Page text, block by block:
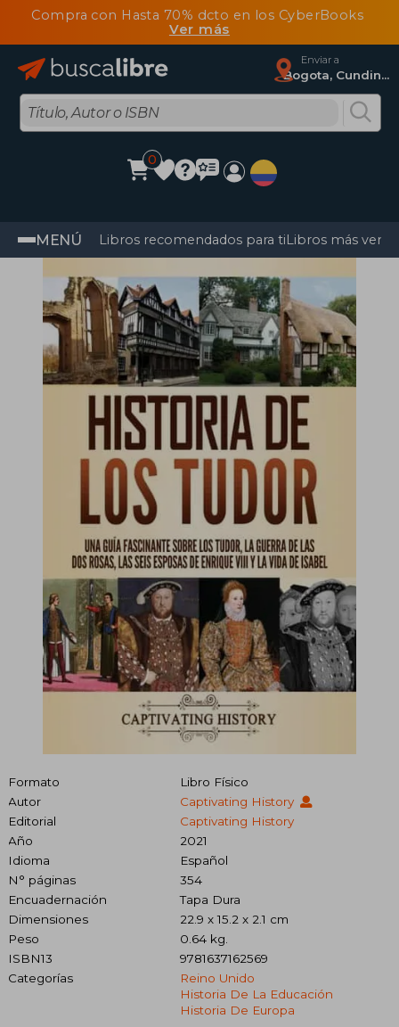
Compra con Hasta 70% dcto en los CyberBooks
Ver más
Enviar a
Bogota, Cundinamarca
0
MENÚ Libros recomendados para tiLibros más
Formato
Libro Físico
Autor
Captivating History
Editorial
Captivating History
Año
2021
Idioma
Español
N° páginas
354
Encuadernación
Tapa Dura
Dimensiones
22.9 x 15.2 x 2.1 cm
Peso
0.64 kg.
ISBN13
9781637162569
Categorías
Reino Unido
Historia De La Educación
Historia De Europa